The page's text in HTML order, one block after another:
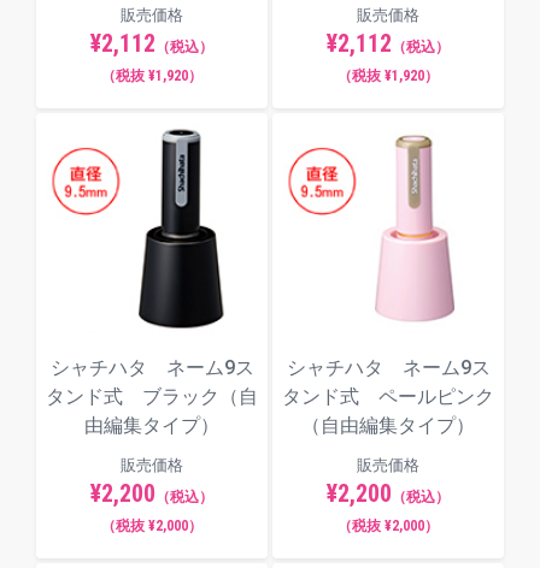
販売価格
¥2,112 （税込）
（税抜 ¥1,920）
販売価格
¥2,112 （税込）
（税抜 ¥1,920）
シャチハタ ネーム9ス
タンド式 ブラック（自
由編集タイプ）
販売価格
¥2,200 （税込）
（税抜 ¥2,000）
シャチハタ ネーム9ス
タンド式 ペールピンク
（自由編集タイプ）
販売価格
¥2,200 （税込）
（税抜 ¥2,000）